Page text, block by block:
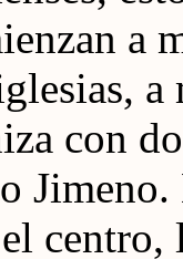
a
con